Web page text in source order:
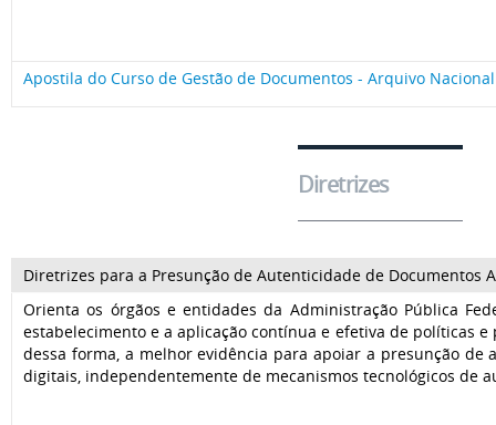
Apostila do Curso de Gestão de Documentos - Arquivo
Diretrizes
Diretrizes para a Presunção de Autenticidade de Documentos
Orienta os órgãos e entidades da Administração Pública
estabelecimento e a aplicação contínua e efetiva de políticas
dessa forma, a melhor evidência para apoiar a presunção
digitais, independentemente de mecanismos tecnológicos de